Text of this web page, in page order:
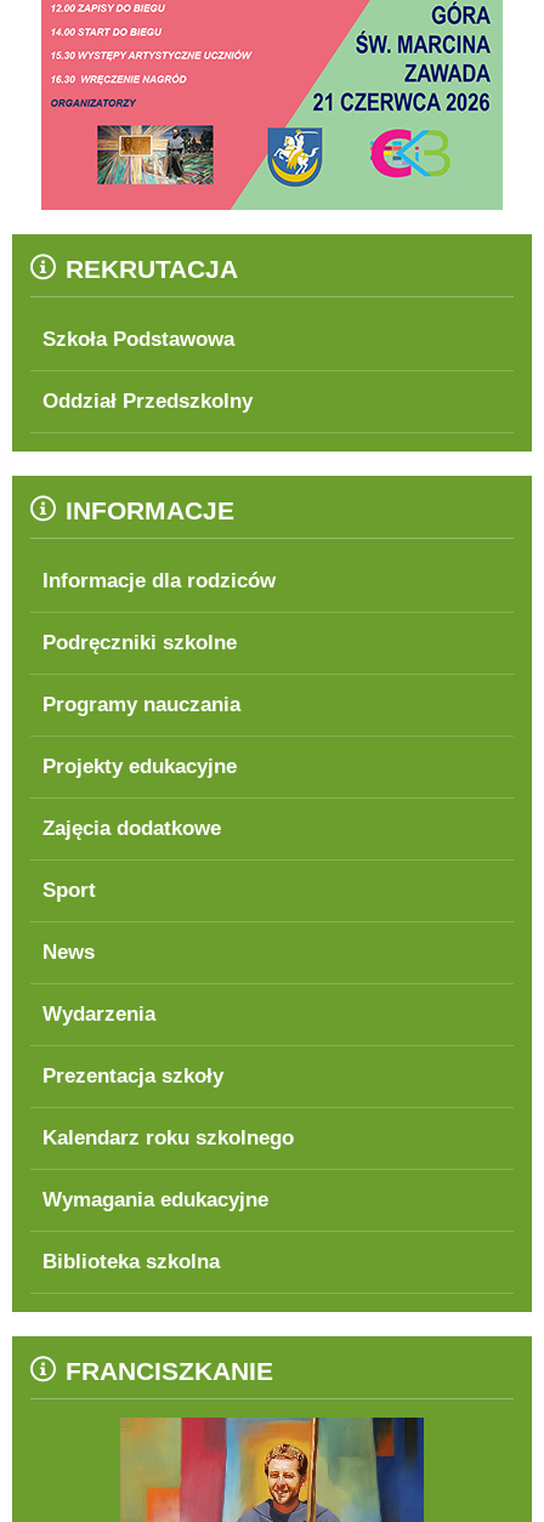
REKRUTACJA
Szkoła Podstawowa
Oddział Przedszkolny
INFORMACJE
Informacje dla rodziców
Podręczniki szkolne
Programy nauczania
Projekty edukacyjne
Zajęcia dodatkowe
Sport
News
Wydarzenia
Prezentacja szkoły
Kalendarz roku szkolnego
Wymagania edukacyjne
Biblioteka szkolna
FRANCISZKANIE